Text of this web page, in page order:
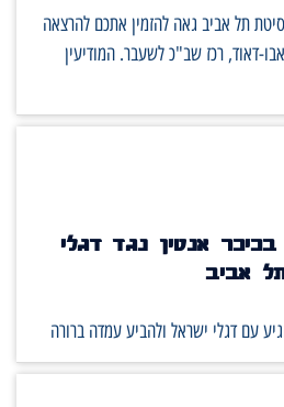
תל אביב גאה להזמין אתכם להרצאה
דאוד, רכז שב"כ לשעבר. המודיעין
בכיכר אנטין נגד דגלי
אביב
עם דגלי ישראל ולהביע עמדה ברורה